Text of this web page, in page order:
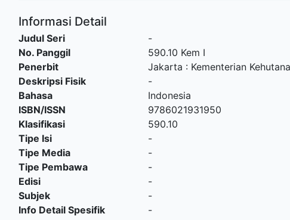
Informasi Detail
Judul Seri
-
No. Panggil
590.10 Kem I
Penerbit
Jakarta : Kementerian
Deskripsi Fisik
-
Bahasa
Indonesia
ISBN/ISSN
9786021931950
Klasifikasi
590.10
Tipe Isi
-
Tipe Media
-
Tipe Pembawa
-
Edisi
-
Subjek
-
Info Detail Spesifik
-